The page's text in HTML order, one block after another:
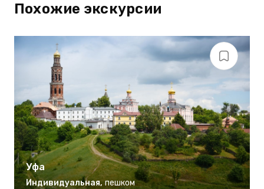
Похожие экскурсии
Уфа
Индивидуальная, пешком